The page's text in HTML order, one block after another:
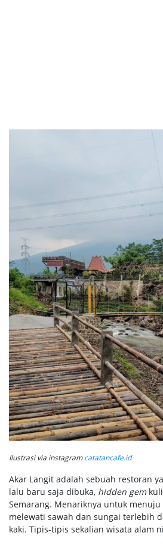
Ilustrasi via instagramcatatancafe.id
Akar Langit adalah sebuah restoran
lalu baru saja dibuka, hidden gem
Semarang. Menariknya untuk menuju
melewati sawah dan sungai terlebih
kaki. Tipis-tipis sekalian wisata alam